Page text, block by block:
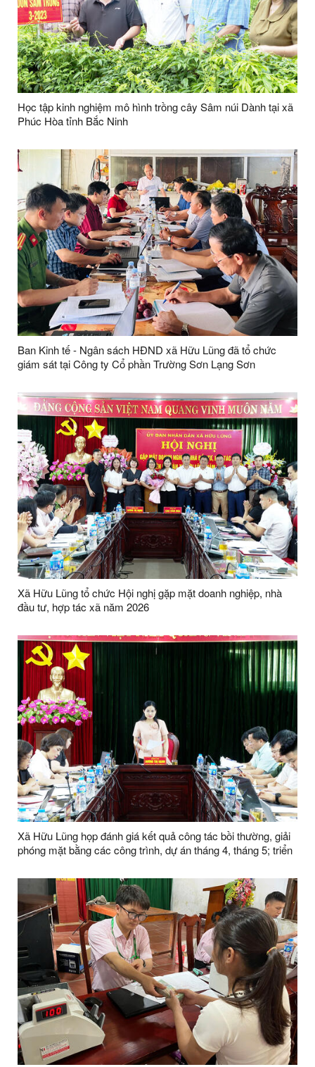
Học tập kinh nghiệm mô hình trồng cây Sâm núi Dành tại xã
Phúc Hòa tỉnh Bắc Ninh
Ban Kinh tế - Ngân sách HĐND xã Hữu Lũng đã tổ chức
giám sát tại Công ty Cổ phần Trường Sơn Lạng Sơn
Xã Hữu Lũng tổ chức Hội nghị gặp mặt doanh nghiệp, nhà
đầu tư, hợp tác xã năm 2026
Xã Hữu Lũng họp đánh giá kết quả công tác bồi thường, giải
phóng mặt bằng các công trình, dự án tháng 4, tháng 5; triển